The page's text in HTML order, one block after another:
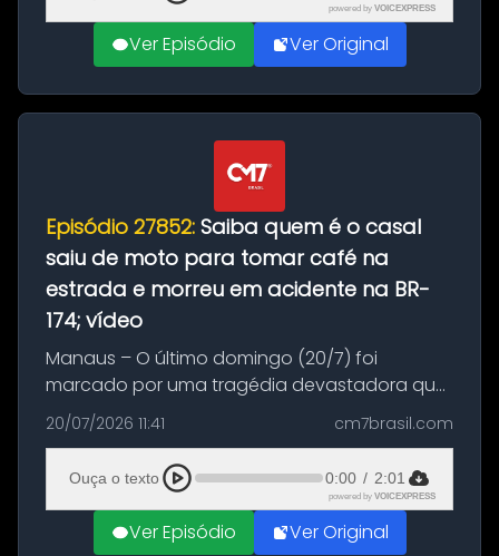
powered by VOICEXPRESS
Ver Episódio Ver Original
Episódio 27852: Saiba quem é o casal
saiu de moto para tomar café na
estrada e morreu em acidente na BR-
174; vídeo
Manaus – O último domingo (20/7) foi
marcado por uma tragédia devastadora que
resultou na morte precoce de dois jovens na
BR-174, na zona rural de Manaus. Um passeio
com destino a um típico café regio...
20/07/2026 11:41 cm7brasil.com
Ouça o texto 0:00 / 2:01
powered by VOICEXPRESS
Ver Episódio Ver Original